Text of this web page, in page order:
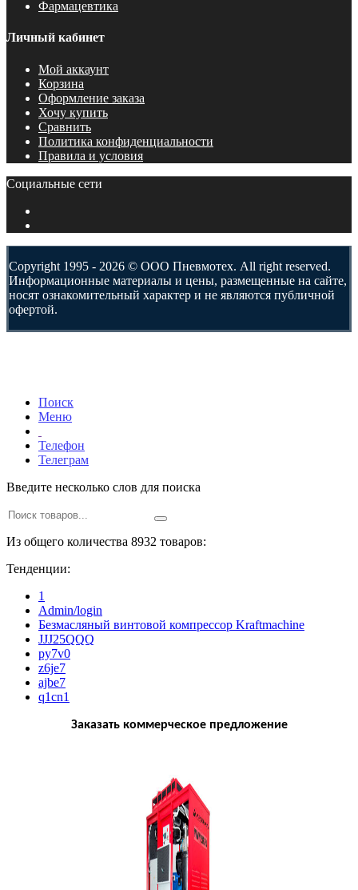
Фармацевтика
Личный кабинет
Мой аккаунт
Корзина
Оформление заказа
Хочу купить
Сравнить
Политика конфиденциальности
Правила и условия
Социальные сети
Copyright 1995 - 2026 © ООО Пневмотех. All right reserved.
Информационные материалы и цены, размещенные на сайте,
носят ознакомительный характер и не являются публичной
офертой.
Поиск
Меню
Телефон
Телеграм
Введите несколько слов для поиска
Из общего количества 8932 товаров:
Тенденции:
1
Admin/login
Безмасляный винтовой компрессор Kraftmaсhine
JJJ25QQQ
py7v0
z6je7
ajbe7
q1cn1
Заказать коммерческое предложение